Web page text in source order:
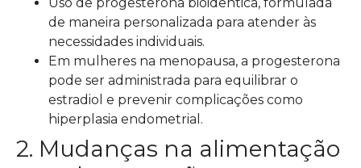
de maneira personalizada para atender às
necessidades individuais.
Em mulheres na menopausa, a progesterona
pode ser administrada para equilibrar o
estradiol e prevenir complicações como
hiperplasia endometrial.
2. Mudanças na alimentação